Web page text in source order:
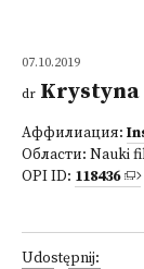
07.10.2019
dr
Аффилиация:
Области: Nauki
OPI ID: 118436
Udostępnij: